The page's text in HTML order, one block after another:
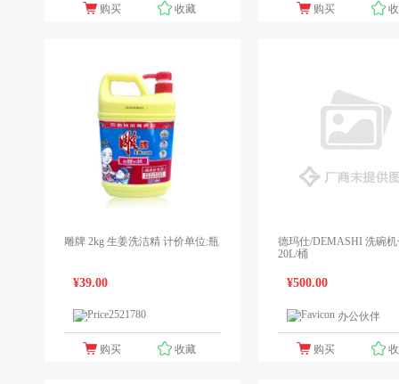
购买 收藏 购买
雕牌 2kg 生姜洗洁精 计价单位:瓶
¥39.00
购买 收藏
德玛仕/DEMASHI 洗碗
20L/桶
¥500.00
办公伙伴
购买